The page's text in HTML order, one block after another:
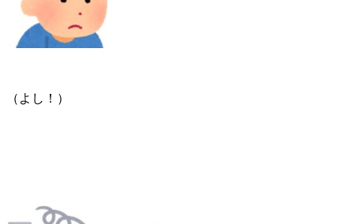
（よし！）